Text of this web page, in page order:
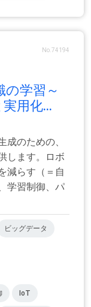
No.74194
の学習～
用化...
のための、
します。ロボ
減らす（＝自
学習制御、パ
ビッグデータ
IoT